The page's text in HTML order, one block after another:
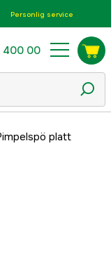
Personlig service
400 00
platt